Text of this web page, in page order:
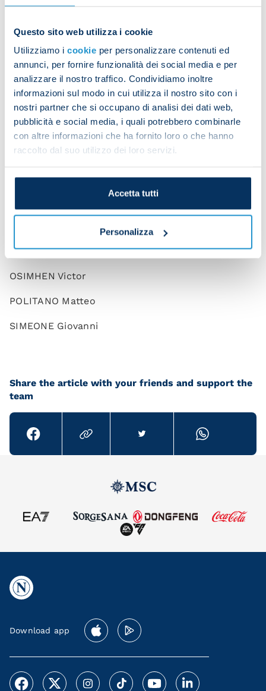
Questo sito web utilizza i cookie
Utilizziamo i cookie per personalizzare contenuti ed
annunci, per fornire funzionalità dei social media e per
analizzare il nostro traffico. Condividiamo inoltre
informazioni sul modo in cui utilizza il nostro sito con i
nostri partner che si occupano di analisi dei dati web,
pubblicità e social media, i quali potrebbero combinarle
con altre informazioni che ha fornito loro o che hanno
raccolto dal suo utilizzo dei loro servizi.
Accetta tutti
Personalizza
NATAN Bernardo De Souza
OLIVERA Mathias
OSTIGARD Leo
RRAHMANI Amir
ANGUISSA Frank
CAJUSTE Jens
LINDSTROM Jesper
TRAORE’ Hamed Junior
NGONGE Cyril
OSIMHEN Victor
POLITANO Matteo
SIMEONE Giovanni
Share the article with your friends and support the
team
Download app